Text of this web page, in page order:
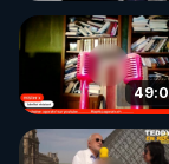
- SAMEDI 13/
Les armes
https://
- JEUDI 18/01/
Les armes